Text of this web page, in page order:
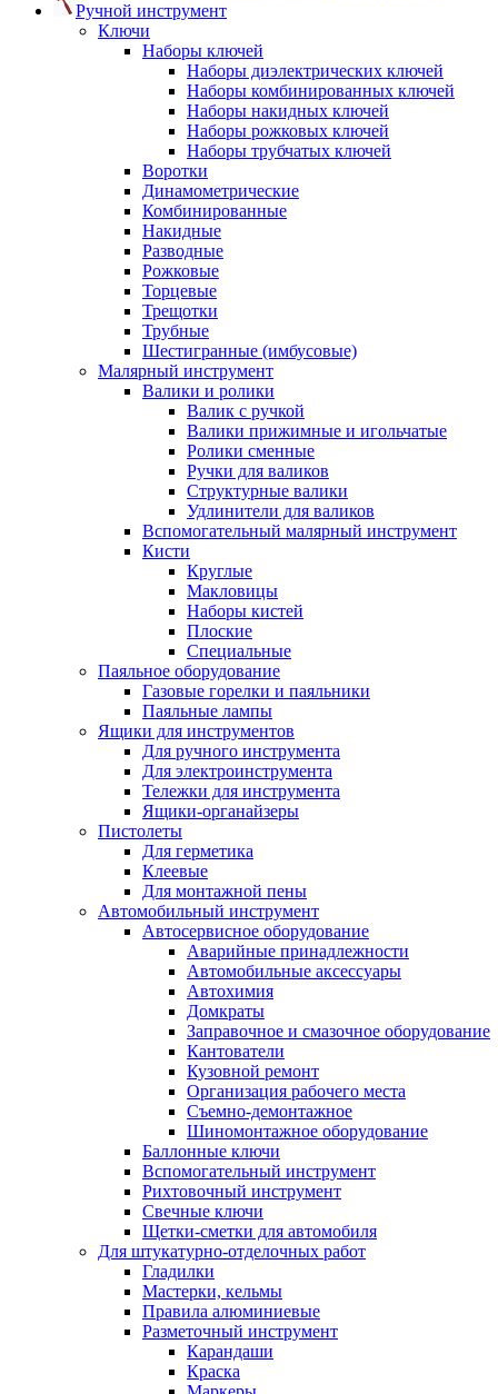
Ручной инструмент
Ключи
Наборы ключей
Наборы диэлектрических ключей
Наборы комбинированных ключей
Наборы накидных ключей
Наборы рожковых ключей
Наборы трубчатых ключей
Воротки
Динамометрические
Комбинированные
Накидные
Разводные
Рожковые
Торцевые
Трещотки
Трубные
Шестигранные (имбусовые)
Малярный инструмент
Валики и ролики
Валик с ручкой
Валики прижимные и игольчатые
Ролики сменные
Ручки для валиков
Структурные валики
Удлинители для валиков
Вспомогательный малярный инструмент
Кисти
Круглые
Макловицы
Наборы кистей
Плоские
Специальные
Паяльное оборудование
Газовые горелки и паяльники
Паяльные лампы
Ящики для инструментов
Для ручного инструмента
Для электроинструмента
Тележки для инструмента
Ящики-органайзеры
Пистолеты
Для герметика
Клеевые
Для монтажной пены
Автомобильный инструмент
Автосервисное оборудование
Аварийные принадлежности
Автомобильные аксессуары
Автохимия
Домкраты
Заправочное и смазочное оборудование
Кантователи
Кузовной ремонт
Организация рабочего места
Съемно-демонтажное
Шиномонтажное оборудование
Баллонные ключи
Вспомогательный инструмент
Рихтовочный инструмент
Свечные ключи
Щетки-сметки для автомобиля
Для штукатурно-отделочных работ
Гладилки
Мастерки, кельмы
Правила алюминиевые
Разметочный инструмент
Карандаши
Краска